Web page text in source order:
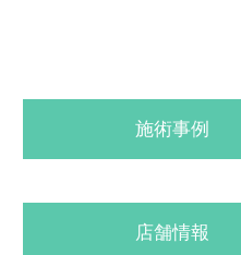
施術事例
店舗情報